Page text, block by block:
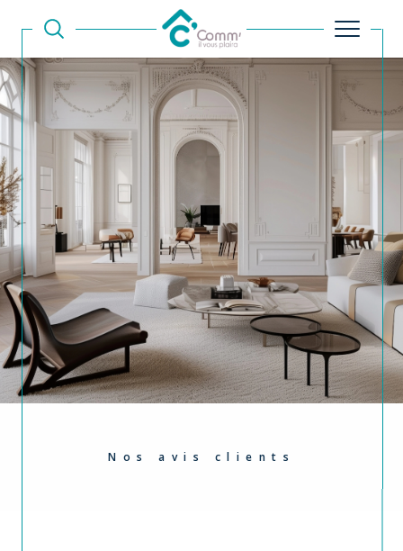
Nos avis clients